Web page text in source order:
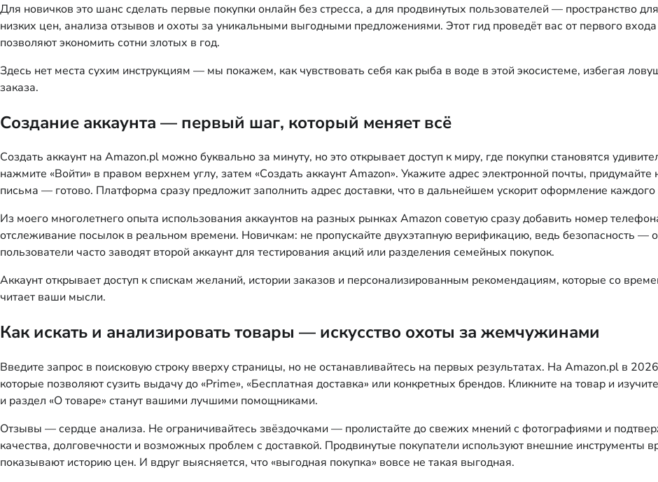
Для новичков это шанс сделать первые покупки онлайн без стресса, а для продвинутых пользователей — пространство
низких цен, анализа отзывов и охоты за уникальными выгодными предложениями. Этот гид проведёт вас от первого
позволяют экономить сотни злотых в год.
Здесь нет места сухим инструкциям — мы покажем, как чувствовать себя как рыба в воде в этой экосистеме, избегая
заказа.
Создание аккаунта — первый шаг, который меняет всё
Создать аккаунт на Amazon.pl можно буквально за минуту, но это открывает доступ к миру, где покупки становятся
нажмите «Войти» в правом верхнем углу, затем «Создать аккаунт Amazon». Укажите адрес электронной почты,
письма — готово. Платформа сразу предложит заполнить адрес доставки, что в дальнейшем ускорит оформление каждого
Из моего многолетнего опыта использования аккаунтов на разных рынках Amazon советую сразу добавить номер
отслеживание посылок в реальном времени. Новичкам: не пропускайте двухэтапную верификацию, ведь безопасность —
пользователи часто заводят второй аккаунт для тестирования акций или разделения семейных покупок.
Аккаунт открывает доступ к спискам желаний, истории заказов и персонализированным рекомендациям, которые со
читает ваши мысли.
Как искать и анализировать товары — искусство охоты за жемчужинами
Введите запрос в поисковую строку вверху страницы, но не останавливайтесь на первых результатах. На Amazon.pl в
которые позволяют сузить выдачу до «Prime», «Бесплатная доставка» или конкретных брендов. Кликните на товар и
и раздел «О товаре» станут вашими лучшими помощниками.
Отзывы — сердце анализа. Не ограничивайтесь звёздочками — пролистайте до свежих мнений с фотографиями и
качества, долговечности и возможных проблем с доставкой. Продвинутые покупатели используют внешние инструменты
показывают историю цен. И вдруг выясняется, что «выгодная покупка» вовсе не такая выгодная.